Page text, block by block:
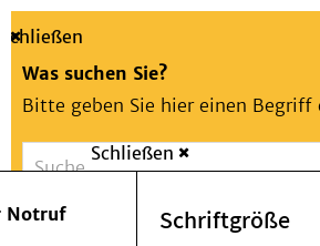
Suche
Schließen
Was suchen Sie?
Bitte geben Sie hier einen Begriff
Suchen
Notfall
Schließen
Notruf Schriftgröße
Menü